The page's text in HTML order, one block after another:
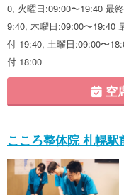
0, 火曜日:09:00〜19:40 最
9:40, 木曜日:09:00〜19:40
付 19:40, 土曜日:09:00〜
付 18:00
空
こころ整体院 札幌駅